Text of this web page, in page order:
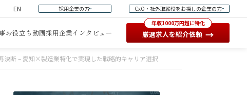
EN 採用企業の方 CxO・社外取締役をお探しの企業の方
お役立ち動画採用企業インタビュー
年収1000万円超に特化
厳選求人を紹介依頼 →
決断 – 愛知×製造業特化で実現した戦略的キャリア選択